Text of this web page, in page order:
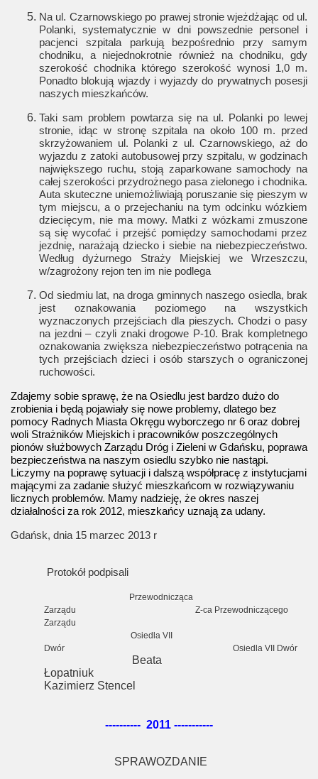
Na ul. Czarnowskiego po prawej stronie wjeżdżając od ul.
Polanki, systematycznie w dni powszednie personel i
pacjenci szpitala parkują bezpośrednio przy samym
chodniku, a niejednokrotnie również na chodniku, gdy
szerokość chodnika którego szerokość wynosi 1,0 m.
Ponadto blokują wjazdy i wyjazdy do prywatnych posesji
naszych mieszkańców.
Taki sam problem powtarza się na ul. Polanki po lewej
stronie, idąc w stronę szpitala na około 100 m. przed
skrzyżowaniem ul. Polanki z ul. Czarnowskiego, aż do
wyjazdu z zatoki autobusowej przy szpitalu, w godzinach
największego ruchu, stoją zaparkowane samochody na
całej szerokości przydrożnego pasa zielonego i chodnika.
Auta skuteczne uniemożliwiają poruszanie się pieszym w
tym miejscu, a o przejechaniu na tym odcinku wózkiem
dziecięcym, nie ma mowy. Matki z wózkami zmuszone
są się wycofać i przejść pomiędzy samochodami przez
jezdnię, narażają dziecko i siebie na niebezpieczeństwo.
Według dyżurnego Straży Miejskiej we Wrzeszczu,
w/zagrożony rejon ten im nie podlega
Od siedmiu lat, na droga gminnych naszego osiedla, brak
jest oznakowania poziomego na wszystkich
wyznaczonych przejściach dla pieszych. Chodzi o pasy
na jezdni – czyli znaki drogowe P-10. Brak kompletnego
oznakowania zwiększa niebezpieczeństwo potrącenia na
tych przejściach dzieci i osób starszych o ograniczonej
ruchowości.
Zdajemy sobie sprawę, że na Osiedlu jest bardzo dużo do
zrobienia i będą pojawiały się nowe problemy, dlatego bez
pomocy Radnych Miasta Okręgu wyborczego nr 6 oraz dobrej
woli Strażników Miejskich i pracowników poszczególnych
pionów służbowych Zarządu Dróg i Zieleni w Gdańsku, poprawa
bezpieczeństwa na naszym osiedlu szybko nie nastąpi.
Liczymy na poprawę sytuacji i dalszą współpracę z instytucjami
mającymi za zadanie służyć mieszkańcom w rozwiązywaniu
licznych problemów. Mamy nadzieję, że okres naszej
działalności za rok 2012, mieszkańcy uznają za udany.
Gdańsk, dnia 15 marzec 2013 r
Protokół podpisali
Przewodnicząca
Zarządu Z-ca Przewodniczącego
Zarządu
Osiedla VII
Dwór Osiedla VII Dwór
Beata
Łopatniuk
Kazimierz Stencel
---------- 2011 -----------
SPRAWOZDANIE